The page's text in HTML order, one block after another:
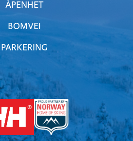
ÅPENHET
BOMVEI
PARKERING